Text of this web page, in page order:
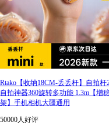
Rtako【收纳18CM-丢丢杆】自拍
自拍神器360旋转多功能 1.3m【增
架】手机相机大疆通用
50000人好评